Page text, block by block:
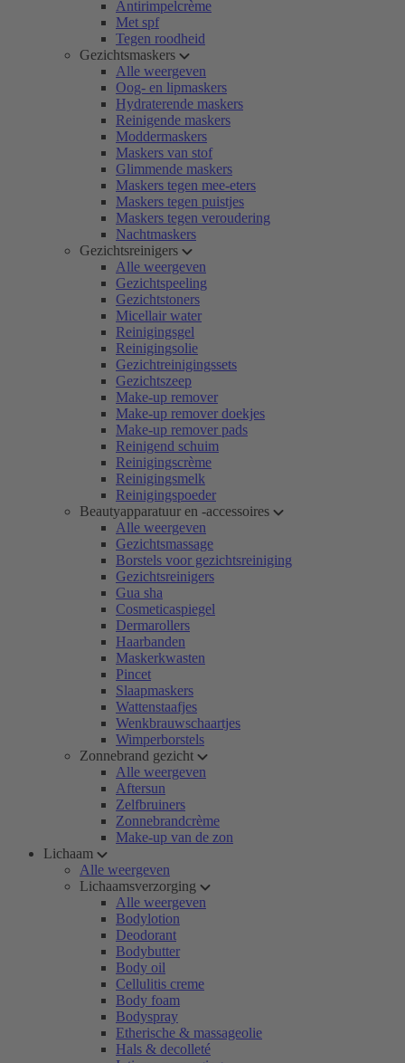
Antirimpelcrème
Met spf
Tegen roodheid
Gezichtsmaskers
Alle weergeven
Oog- en lipmaskers
Hydraterende maskers
Reinigende maskers
Moddermaskers
Maskers van stof
Glimmende maskers
Maskers tegen mee-eters
Maskers tegen puistjes
Maskers tegen veroudering
Nachtmaskers
Gezichtsreinigers
Alle weergeven
Gezichtspeeling
Gezichtstoners
Micellair water
Reinigingsgel
Reinigingsolie
Gezichtreinigingssets
Gezichtszeep
Make-up remover
Make-up remover doekjes
Make-up remover pads
Reinigend schuim
Reinigingscrème
Reinigingsmelk
Reinigingspoeder
Beautyapparatuur en -accessoires
Alle weergeven
Gezichtsmassage
Borstels voor gezichtsreiniging
Gezichtsreinigers
Gua sha
Cosmeticaspiegel
Dermarollers
Haarbanden
Maskerkwasten
Pincet
Slaapmaskers
Wattenstaafjes
Wenkbrauwschaartjes
Wimperborstels
Zonnebrand gezicht
Alle weergeven
Aftersun
Zelfbruiners
Zonnebrandcrème
Make-up van de zon
Lichaam
Alle weergeven
Lichaamsverzorging
Alle weergeven
Bodylotion
Deodorant
Bodybutter
Body oil
Cellulitis creme
Body foam
Bodyspray
Etherische & massageolie
Hals & decolleté